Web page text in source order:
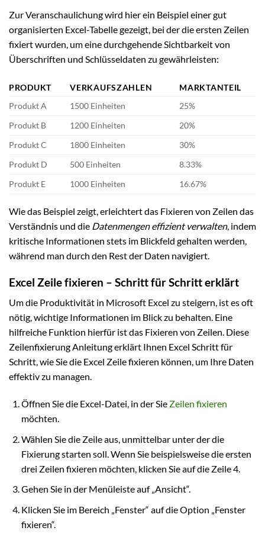
Zur Veranschaulichung wird hier ein Beispiel einer gut
organisierten Excel-Tabelle gezeigt, bei der die ersten Zeilen
fixiert wurden, um eine durchgehende Sichtbarkeit von
Überschriften und Schlüsseldaten zu gewährleisten:
PRODUKT VERKAUFSZAHLEN
MARKTANTEIL
Produkt A
1500 Einheiten
25%
Produkt B
1200 Einheiten
20%
Produkt C
1800 Einheiten
30%
Produkt D
500 Einheiten
8.33%
Produkt E
1000 Einheiten 16.67%
Wie das Beispiel zeigt, erleichtert das Fixieren von Zeilen das
Verständnis und die Datenmengen effizient verwalten, indem
kritische Informationen stets im Blickfeld gehalten werden,
während man durch den Rest der Daten navigiert.
Excel Zeile fixieren – Schritt für Schritt erklärt
Um die Produktivität in Microsoft Excel zu steigern, ist es oft
nötig, wichtige Informationen im Blick zu behalten. Eine
hilfreiche Funktion hierfür ist das Fixieren von Zeilen. Diese
Zeilenfixierung Anleitung erklärt Ihnen Excel Schritt für
Schritt, wie Sie die Excel Zeile fixieren können, um Ihre Daten
effektiv zu managen.
Öffnen Sie die Excel-Datei, in der Sie Zeilen fixieren
möchten.
Wählen Sie die Zeile aus, unmittelbar unter der die
Fixierung starten soll. Wenn Sie beispielsweise die ersten
drei Zeilen fixieren möchten, klicken Sie auf die Zeile 4.
Gehen Sie in der Menüleiste auf „Ansicht“.
Klicken Sie im Bereich „Fenster“ auf die Option „Fenster
fixieren“.